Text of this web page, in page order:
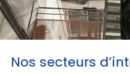
Nos secteurs